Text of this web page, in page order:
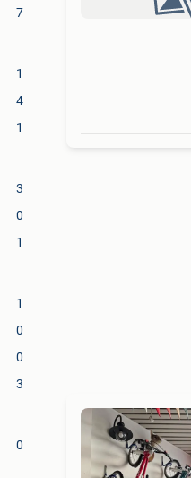
7
1
4
1
3
0
1
1
0
0
3
0